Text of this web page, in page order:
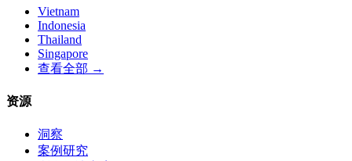
Vietnam
Indonesia
Thailand
Singapore
查看全部 →
资源
洞察
案例研究